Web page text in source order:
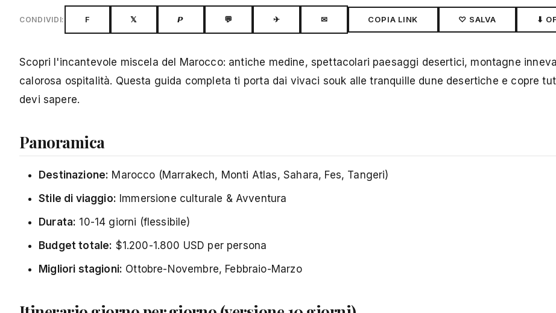
CONDIVIDI: F 𝕏 𝙋 💬 ✈ ✉ COPIA LINK ♡ SALVA ⬇
Scopri l'incantevole miscela del Marocco: antiche medine, spettacolari paesaggi desertici, montagne
calorosa ospitalità. Questa guida completa ti porta dai vivaci souk alle tranquille dune desertiche e copre
devi sapere.
Panoramica
Destinazione: Marocco (Marrakech, Monti Atlas, Sahara, Fes, Tangeri)
Stile di viaggio: Immersione culturale & Avventura
Durata: 10-14 giorni (flessibile)
Budget totale: $1.200-1.800 USD per persona
Migliori stagioni: Ottobre-Novembre, Febbraio-Marzo